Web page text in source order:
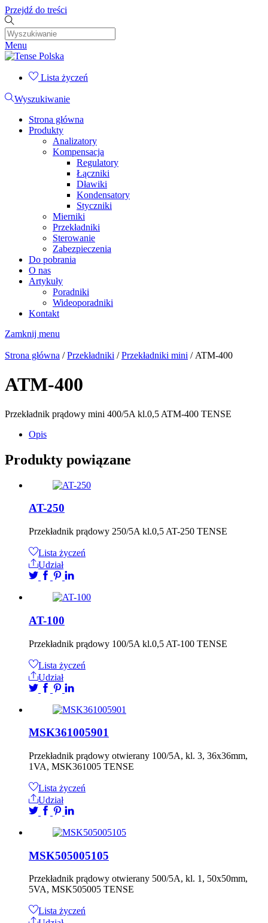
Przejdź do treści
Menu
Lista życzeń
Wyszukiwanie
Strona główna
Produkty
Analizatory
Kompensacja
Regulatory
Łączniki
Dławiki
Kondensatory
Styczniki
Mierniki
Przekładniki
Sterowanie
Zabezpieczenia
Do pobrania
O nas
Artykuły
Poradniki
Wideoporadniki
Kontakt
Zamknij menu
Strona główna /Przekładniki /Przekładniki mini / ATM-400
ATM-400
Przekładnik prądowy mini 400/5A kl.0,5 ATM-400 TENSE
Opis
Produkty powiązane
AT-250
Przekładnik prądowy 250/5A kl.0,5 AT-250 TENSE
Lista życzeń
Udział
AT-100
Przekładnik prądowy 100/5A kl.0,5 AT-100 TENSE
Lista życzeń
Udział
MSK361005901
Przekładnik prądowy otwierany 100/5A, kl. 3, 36x36mm,
1VA, MSK361005 TENSE
Lista życzeń
Udział
MSK505005105
Przekładnik prądowy otwierany 500/5A, kl. 1, 50x50mm,
5VA, MSK505005 TENSE
Lista życzeń